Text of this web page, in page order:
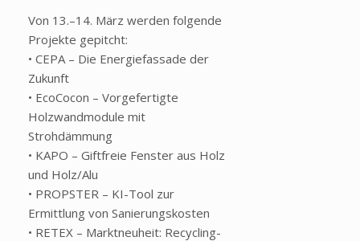
Von 13.–14. März werden folgende
Projekte gepitcht:
• CEPA – Die Energiefassade der
Zukunft
• EcoCocon – Vorgefertigte
Holzwandmodule mit
Strohdämmung
• KAPO – Giftfreie Fenster aus Holz
und Holz/Alu
• PROPSTER – KI-Tool zur
Ermittlung von Sanierungskosten
• RETEX – Marktneuheit: Recycling-